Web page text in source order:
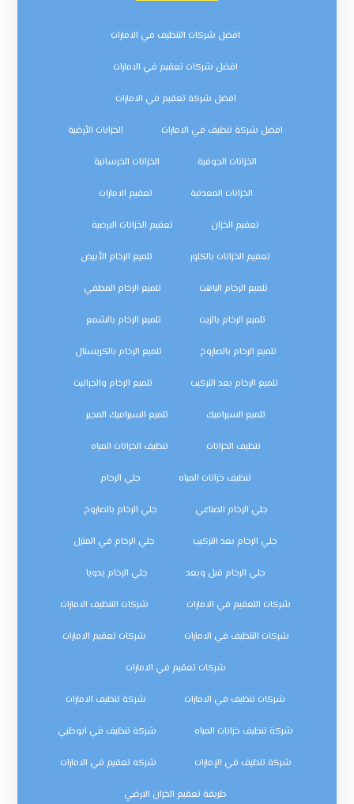
افضل شركات التنظيف في الامارات
افضل شركات تعقيم في الامارات
افضل شركة تعقيم في الامارات
افضل شركة تنظيف في الامارات الخزانات الأرضية
الخزانات الجوفية الخزانات الخرسانية
الخزانات المعدنية تعقيم الامارات
تعقيم الخزان تعقيم الخزانات الارضية
تعقيم الخزانات بالكلور تلميع الرخام الأبيض
تلميع الرخام الباهت تلميع الرخام المطفي
تلميع الرخام بالزيت تلميع الرخام بالشمع
تلميع الرخام بالصاروخ تلميع الرخام بالكريستال
تلميع الرخام بعد التركيب تلميع الرخام والجرانيت
تلميع السيراميك تلميع السيراميك المجير
تنظيف الخزانات تنظيف الخزانات المياه
تنظيف خزانات المياه جلي الرخام
جلي الرخام الصناعي جلي الرخام بالصاروخ
جلي الرخام بعد التركيب جلي الرخام في المنزل
جلي الرخام قبل وبعد جلي الرخام يدويا
شركات التعقيم في الامارات شركات التنظيف الامارات
شركات التنظيف في الامارات شركات تعقيم الامارات
شركات تعقيم في الامارات
شركات تنظيف في الامارات شركة تنظيف الامارات
شركة تنظيف خزانات المياه شركة تنظيف في ابوظبي
شركة تنظيف في الإمارات شركه تعقيم في الامارات
طريقة تعقيم الخزان الارضي